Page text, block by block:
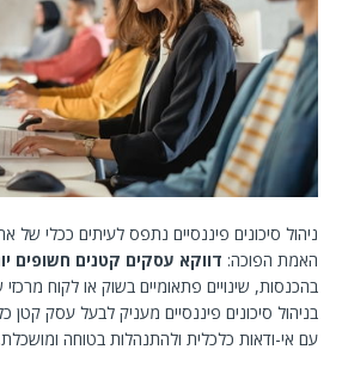
ניהול סיכונים פיננסיים נתפס לעיתים ככלי של
האמת הפוכה: דווקא עסקים קטנים חשופים
בהכנסות, שינויים פתאומיים בשוק או לקוח
בניהול סיכונים פיננסיים מעניק לבעל עסק קטן
עם אי-ודאות כלכלית ולהתנהלות בטוחה ומושכלת.